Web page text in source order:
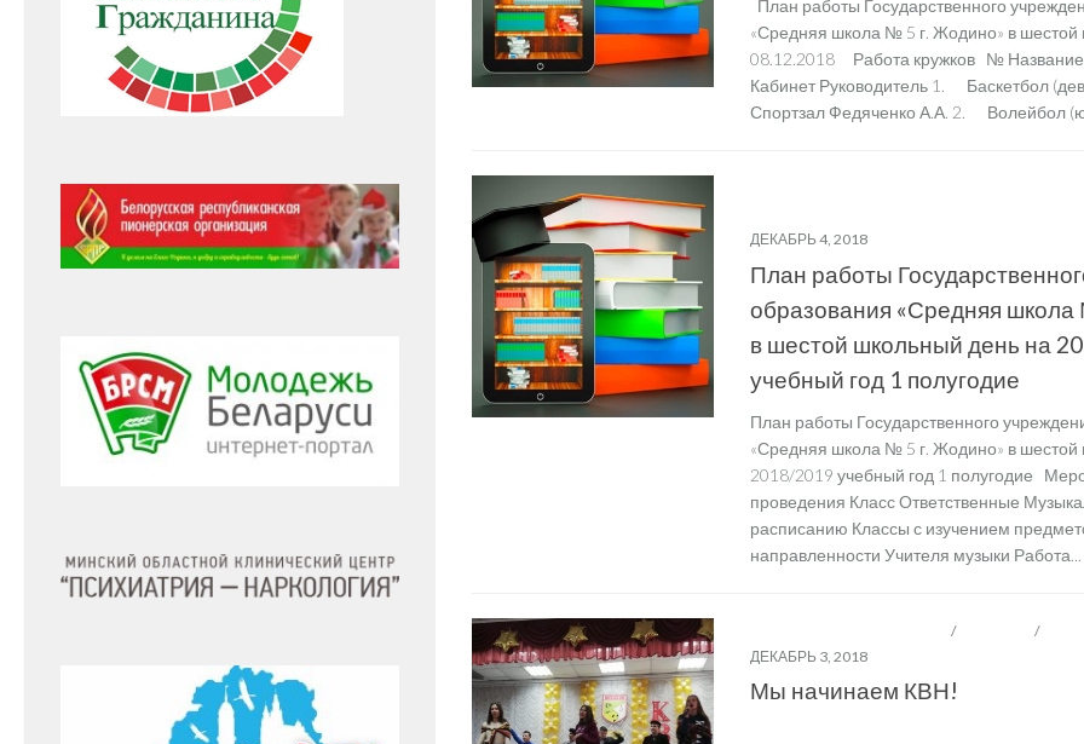
План работы Государственного
«Средняя школа № 5 г. Жодино» в шестой
08.12.2018 Работа кружков № Название
Кабинет Руководитель 1. Баскетбол
Спортзал Федяченко А.А. 2. Волейбол
ДЕКАБРЬ 4, 2018
План работы
образования «Средняя
в шестой школьный день на
учебный год 1 полугодие
План работы Государственного
«Средняя школа № 5 г. Жодино» в шестой
2018/2019 учебный год 1 полугодие
проведения Класс Ответственные
расписанию Классы с изучением
направленности Учителя музыки Работа...
/ /
ДЕКАБРЬ 3, 2018
Мы начинаем КВН!